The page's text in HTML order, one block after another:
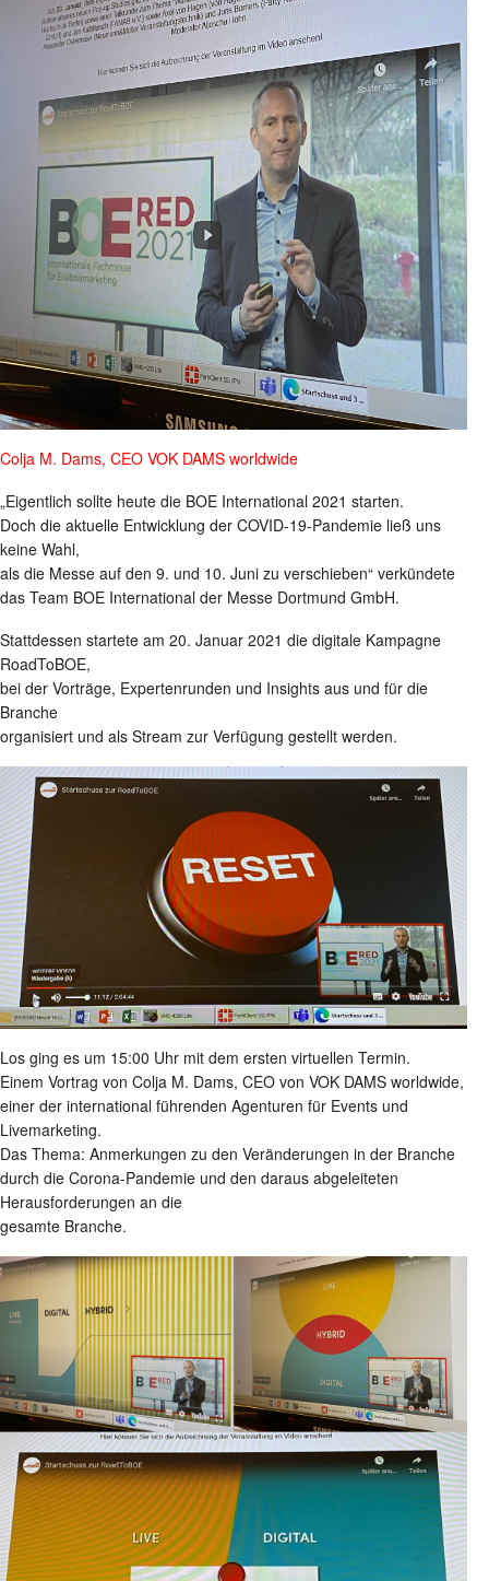
Colja M. Dams, CEO VOK DAMS worldwide
„Eigentlich sollte heute die BOE International 2021 starten.
Doch die aktuelle Entwicklung der COVID-19-Pandemie ließ uns
keine Wahl,
als die Messe auf den 9. und 10. Juni zu verschieben“ verkündete
das Team BOE International der Messe Dortmund GmbH.
Stattdessen startete am 20. Januar 2021 die digitale Kampagne
RoadToBOE,
bei der Vorträge, Expertenrunden und Insights aus und für die
Branche
organisiert und als Stream zur Verfügung gestellt werden.
Los ging es um 15:00 Uhr mit dem ersten virtuellen Termin.
Einem Vortrag von Colja M. Dams, CEO von VOK DAMS worldwide,
einer der international führenden Agenturen für Events und
Livemarketing.
Das Thema: Anmerkungen zu den Veränderungen in der Branche
durch die Corona-Pandemie und den daraus abgeleiteten
Herausforderungen an die
gesamte Branche.